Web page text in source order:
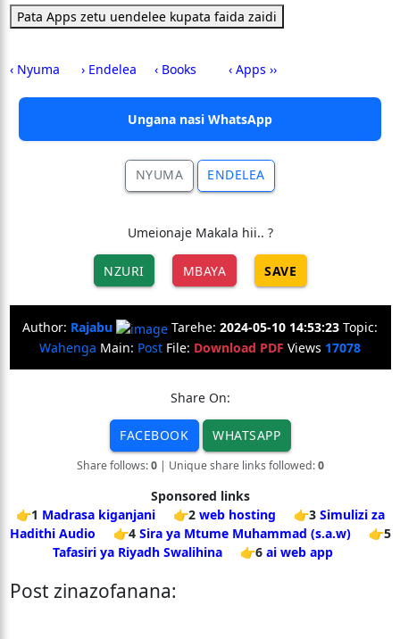
Pata Apps zetu uendelee kupata faida zaidi
‹ Nyuma › Endelea ‹ Books ‹ Apps ››
Ungana nasi WhatsApp
NYUMA ENDELEA
Umeionaje Makala hii.. ?
NZURI MBAYA SAVE
Author: Rajabu Tarehe: 2024-05-10 14:53:23 Topic:
Wahenga Main: Post File: Download PDF Views 17078
Share On:
FACEBOOK WHATSAPP
Share follows:0| Unique share links followed:0
Sponsored links
👉1 Madrasa kiganjani 👉2 web hosting 👉3 Simulizi za
Hadithi Audio
👉4 Sira ya Mtume Muhammad (s.a.w)
👉5
Tafasiri ya Riyadh Swalihina
👉6 ai web app
Post zinazofanana: